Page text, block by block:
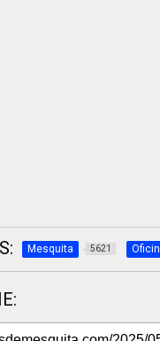
Mesquita 5621